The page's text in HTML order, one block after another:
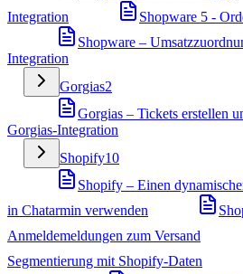
Integration
Shopware 5 -
Shopware –
Integration
Gorgias2
Gorgias – Tickets erstellen
Gorgias-Integration
Shopify10
Shopify – Einen
in Chatarmin verwenden
Anmeldemeldungen zum Versand
Segmentierung mit Shopify-Daten